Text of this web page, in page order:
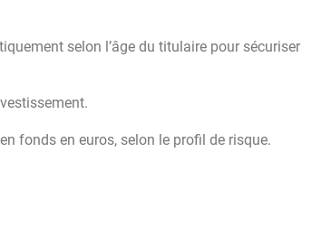
selon l’âge du titulaire pour sécuriser
fonds en euros, selon le profil de risque.